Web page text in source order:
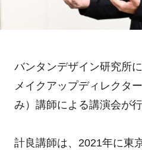
バンタンデザイン研究所
メイクアップディレクタ
み）講師による講演会が行
計良講師は、2021年に東